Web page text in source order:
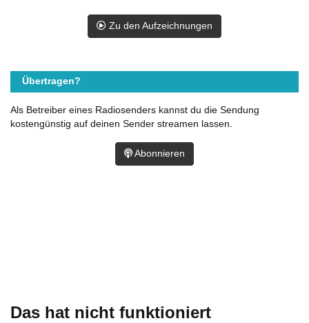
Das hat nicht funktioniert
Zu den Aufzeichnungen
Übertragen?
Als Betreiber eines Radiosenders kannst du die Sendung
kostengünstig auf deinen Sender streamen lassen.
Abonnieren